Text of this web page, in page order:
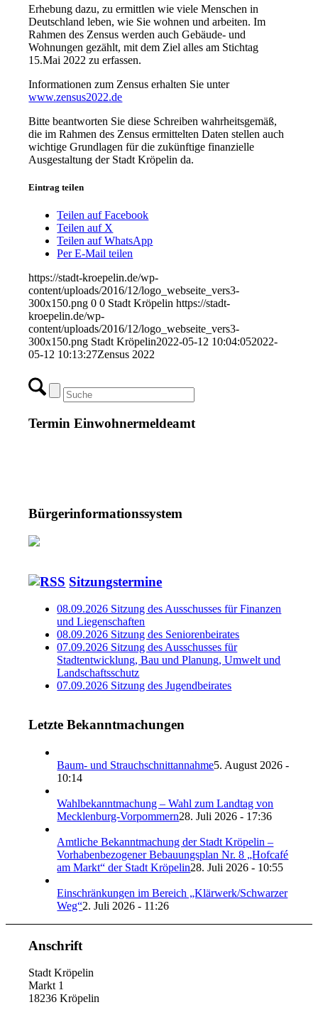
Erhebung dazu, zu ermittlen wie viele Menschen in
Deutschland leben, wie Sie wohnen und arbeiten. Im
Rahmen des Zensus werden auch Gebäude- und
Wohnungen gezählt, mit dem Ziel alles am Stichtag
15.Mai 2022 zu erfassen.
Informationen zum Zensus erhalten Sie unter
www.zensus2022.de
Bitte beantworten Sie diese Schreiben wahrheitsgemäß,
die im Rahmen des Zensus ermittelten Daten stellen auch
wichtige Grundlagen für die zukünftige finanzielle
Ausgestaltung der Stadt Kröpelin da.
Eintrag teilen
Teilen auf Facebook
Teilen auf X
Teilen auf WhatsApp
Per E-Mail teilen
https://stadt-kroepelin.de/wp-
content/uploads/2016/12/logo_webseite_vers3-
300x150.png 0 0 Stadt Kröpelin https://stadt-
kroepelin.de/wp-
content/uploads/2016/12/logo_webseite_vers3-
300x150.png Stadt Kröpelin2022-05-12 10:04:052022-
05-12 10:13:27Zensus 2022
Termin Einwohnermeldeamt
Bürgerinformationssystem
Sitzungstermine
08.09.2026 Sitzung des Ausschusses für Finanzen
und Liegenschaften
08.09.2026 Sitzung des Seniorenbeirates
07.09.2026 Sitzung des Ausschusses für
Stadtentwicklung, Bau und Planung, Umwelt und
Landschaftsschutz
07.09.2026 Sitzung des Jugendbeirates
Letzte Bekanntmachungen
Baum- und Strauchschnittannahme5. August 2026 -
10:14
Wahlbekanntmachung – Wahl zum Landtag von
Mecklenburg-Vorpommern28. Juli 2026 - 17:36
Amtliche Bekanntmachung der Stadt Kröpelin –
Vorhabenbezogener Bebauungsplan Nr. 8 „Hofcafé
am Markt“ der Stadt Kröpelin28. Juli 2026 - 10:55
Einschränkungen im Bereich „Klärwerk/Schwarzer
Weg“2. Juli 2026 - 11:26
Anschrift
Stadt Kröpelin
Markt 1
18236 Kröpelin